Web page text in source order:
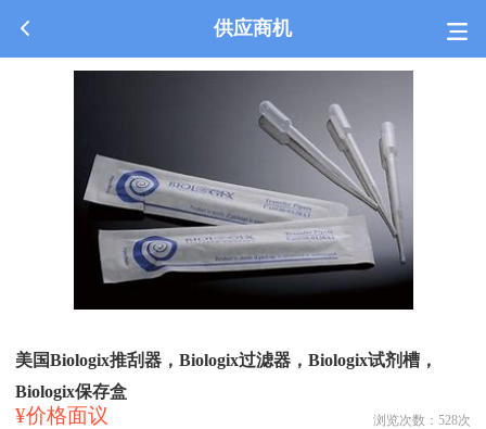
供应商机
美国Biologix推刮器，Biologix过滤器，Biologix试剂槽，
Biologix保存盒
¥价格面议 浏览次数： 528次